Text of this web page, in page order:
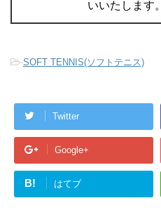
いいたします。
-SOFT TENNIS(ソフトテニス)
Twitter
Google+
B! はてブ